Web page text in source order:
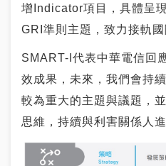
增Indicator項目，具體呈
GRI準則主題，致力接軌國
SMART-I代表中華電信回
效成果，未來，我們會持
較為重大的主題與議題，
思維，持續與利害關係人